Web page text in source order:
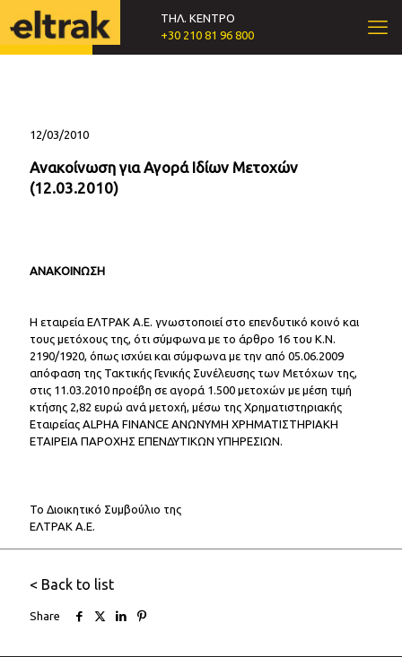
ΤΗΛ. ΚΕΝΤΡΟ
+30 210 81 96 800
12/03/2010
Ανακοίνωση για Αγορά Ιδίων Μετοχών
(12.03.2010)
ΑΝΑΚΟΙΝΩΣΗ
Η εταιρεία ΕΛΤΡΑΚ Α.Ε. γνωστοποιεί στο επενδυτικό κοινό και
τους μετόχους της, ότι σύμφωνα με το άρθρο 16 του Κ.Ν.
2190/1920, όπως ισχύει και σύμφωνα με την από 05.06.2009
απόφαση της Τακτικής Γενικής Συνέλευσης των Μετόχων της,
στις 11.03.2010 προέβη σε αγορά 1.500 μετοχών με μέση τιμή
κτήσης 2,82 ευρώ ανά μετοχή, μέσω της Χρηματιστηριακής
Εταιρείας ALPHA FINANCE ΑΝΩΝΥΜΗ ΧΡΗΜΑΤΙΣΤΗΡΙΑΚΗ
ΕΤΑΙΡΕΙΑ ΠΑΡΟΧΗΣ ΕΠΕΝΔΥΤΙΚΩΝ ΥΠΗΡΕΣΙΩΝ.
Το Διοικητικό Συμβούλιο της
ΕΛΤΡΑΚ Α.Ε.
< Back to list
Share